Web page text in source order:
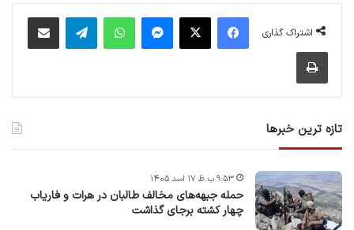
اشتراک گذاری
فیس بوک پیام رسان واتس آپ
تازه ترین خبرها
حمله جبهه‌های مخالف طالبان در هرات و فاریاب
چهار کشته برجای گذاشت
۹:۵۳ ب.ظ ۱۷ اسد ۱۴۰۵